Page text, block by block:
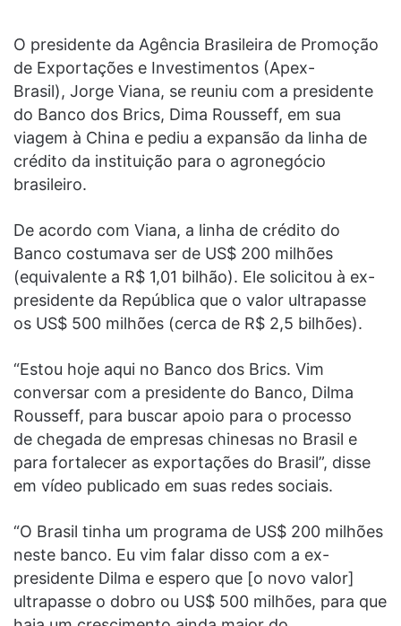
O presidente da Agência Brasileira de Promoção
de Exportações e Investimentos (Apex-
Brasil), Jorge Viana, se reuniu com a presidente
do Banco dos Brics, Dima Rousseff, em sua
viagem à China e pediu a expansão da linha de
crédito da instituição para o agronegócio
brasileiro.
De acordo com Viana, a linha de crédito do
Banco costumava ser de US$ 200 milhões
(equivalente a R$ 1,01 bilhão). Ele solicitou à ex-
presidente da República que o valor ultrapasse
os US$ 500 milhões (cerca de R$ 2,5 bilhões).
“Estou hoje aqui no Banco dos Brics. Vim
conversar com a presidente do Banco, Dilma
Rousseff, para buscar apoio para o processo
de chegada de empresas chinesas no Brasil e
para fortalecer as exportações do Brasil”, disse
em vídeo publicado em suas redes sociais.
“O Brasil tinha um programa de US$ 200 milhões
neste banco. Eu vim falar disso com a ex-
presidente Dilma e espero que [o novo valor]
ultrapasse o dobro ou US$ 500 milhões, para que